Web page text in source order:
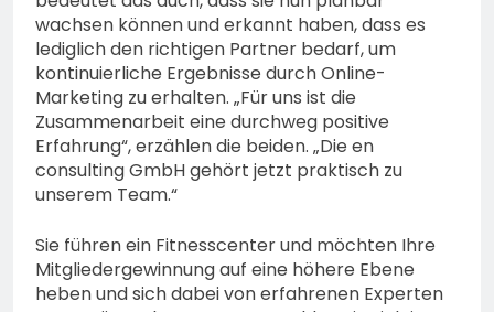
wachsen können und erkannt haben, dass es
lediglich den richtigen Partner bedarf, um
kontinuierliche Ergebnisse durch Online-
Marketing zu erhalten. „Für uns ist die
Zusammenarbeit eine durchweg positive
Erfahrung“, erzählen die beiden. „Die en
consulting GmbH gehört jetzt praktisch zu
unserem Team.“
Sie führen ein Fitnesscenter und möchten Ihre
Mitgliedergewinnung auf eine höhere Ebene
heben und sich dabei von erfahrenen Experten